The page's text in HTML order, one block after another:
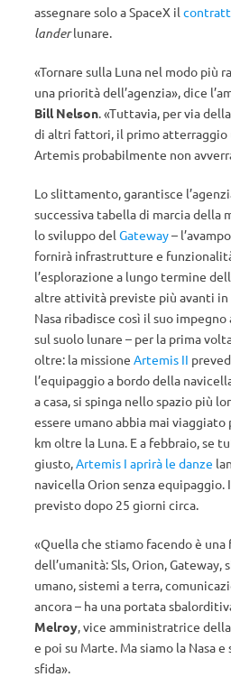
assegnare solo a SpaceX il
landerlunare.
«Tornare sulla Luna nel modo più
una priorità dell’agenzia», dice
Bill Nelson. «Tuttavia, per via
di altri fattori, il primo atterraggio
Artemis probabilmente non
Lo slittamento, garantisce
successiva tabella di marcia della
lo sviluppo del Gateway–
fornirà infrastrutture e
l’esplorazione a lungo termine
altre attività previste più avanti in
Nasa ribadisce così il suo
sul suolo lunare – per la prima
oltre: la missione Artemis II
l’equipaggio a bordo della
a casa, si spinga nello spazio più
essere umano abbia mai
km oltre la Luna. E a febbraio, se
giusto,Artemis I aprirà le danze
navicella Orion senza equipaggio.
previsto dopo 25 giorni circa.
«Quella che stiamo facendo è una
dell’umanità: Sls, Orion,
umano, sistemi a terra,
ancora – ha una portata
Melroy, vice amministratrice
e poi su Marte. Ma siamo la Nasa
sfida».